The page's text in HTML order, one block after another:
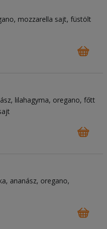
mozzarella sajt füstölt
lilahagyma oregano főtt
ananász oregano